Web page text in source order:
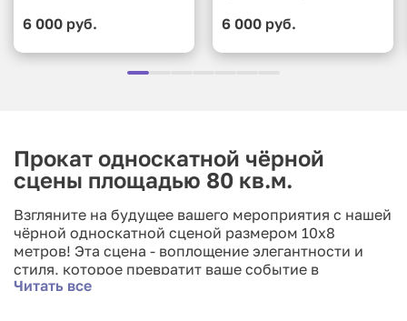
6 000 руб.
6 000 руб.
Прокат односкатной чёрной
сцены площадью 80 кв.м.
Взгляните на будущее вашего мероприятия с нашей
чёрной односкатной сценой размером 10x8
метров! Эта сцена - воплощение элегантности и
стиля, которое превратит ваше событие в
неповторимое шоу. Её чёрный цвет символизирует
Читать все